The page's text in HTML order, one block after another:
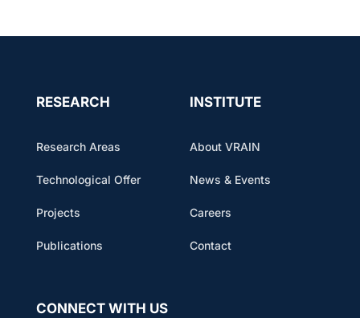
RESEARCH
Research Areas
Technological Offer
Projects
Publications
INSTITUTE
About VRAIN
News & Events
Careers
Contact
CONNECT WITH US